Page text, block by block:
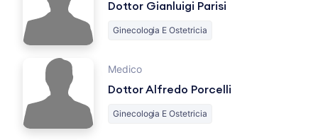
Dottor Gianluigi Parisi
Ginecologia E Ostetricia
Medico
Dottor Alfredo Porcelli
Ginecologia E Ostetricia